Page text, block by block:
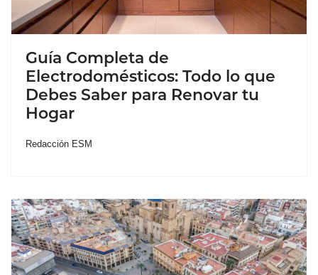
Guía Completa de
Electrodomésticos: Todo lo que
Debes Saber para Renovar tu
Hogar
Redacción ESM